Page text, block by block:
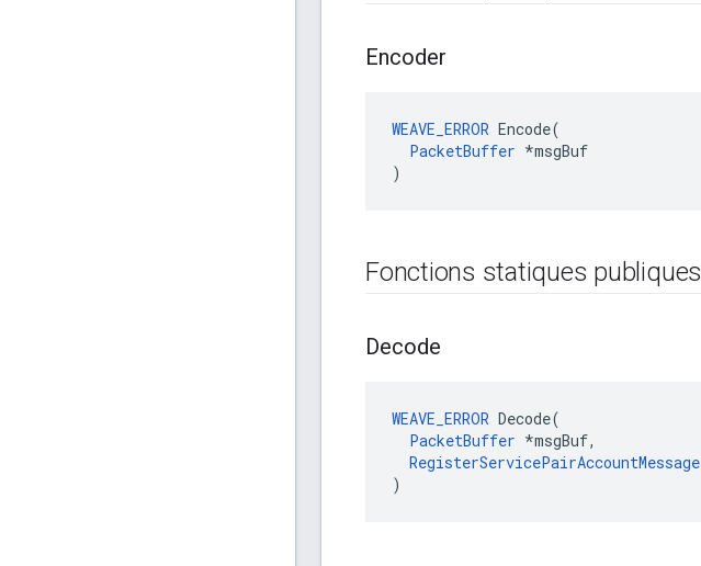
Encoder
WEAVE_ERROR Encode(
PacketBuffer *msgBuf
)
Fonctions statiques publiques
Decode
WEAVE_ERROR Decode(
PacketBuffer *msgBuf,
RegisterServicePairAccountMessage
)